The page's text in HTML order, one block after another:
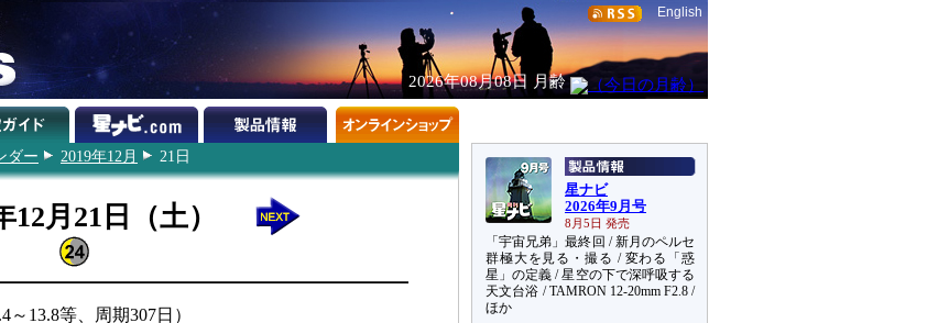
English
2026年08月08日 月齢
ダー 2019年12月 21日
12月21日（土）
13.8等、周期307日）
星ナビ
2026年9月号
8月5日 発売
「宇宙兄弟」最終回 / 新月のペルセ
群極大を見る・撮る / 変わる「惑
星」の定義 / 星空の下で深呼吸する
天文台浴 / TAMRON 12-20mm F2.8 /
ほか